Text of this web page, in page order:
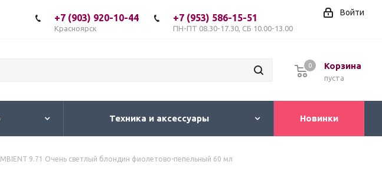
Войти
+7 (903) 920-10-44
Красноярск
+7 (953) 586-15-51
ПН-ПТ 08.30-17.30, СБ 10.00-13.00
Корзина
пуста
0
Техника и аксессуары Новинки
9.71 Очень светлый блондин фиолетово-пепельный 60 мл